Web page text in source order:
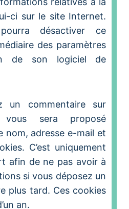
ci sur le site Internet.
pourra désactiver ce
des paramètres
de son logiciel de
un commentaire sur
sera proposé
nom, adresse e-mail et
C’est uniquement
afin de ne pas avoir à
si vous déposez un
plus tard. Ces cookies
an.